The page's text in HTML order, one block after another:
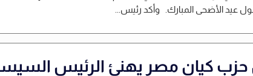
عيد الأضحى المبارك. وأكد رئيس...
كيان مصر يهنئ الرئيس